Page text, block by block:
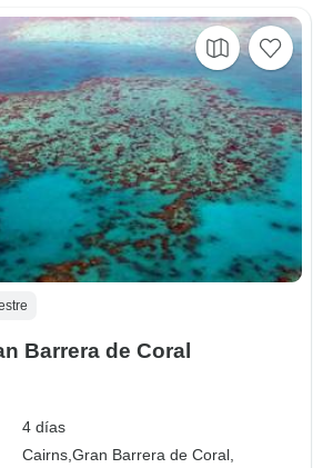
Barrera de Coral
4 días
Cairns,Gran Barrera de Coral,